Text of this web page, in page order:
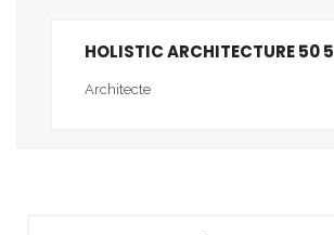
HOLISTIC ARCHITECTURE 50 5
Architecte